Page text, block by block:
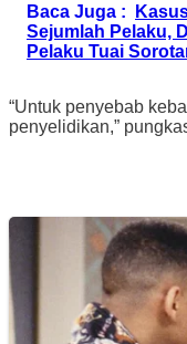
Baca Juga :
Sejumlah Pelaku,
Pelaku Tuai
“Untuk penyebab
penyelidikan,”